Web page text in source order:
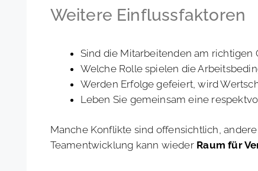
Weitere Einflussfaktoren
Sind die Mitarbeitenden am richtigen
Welche Rolle spielen die
Werden Erfolge gefeiert, wird
Leben Sie gemeinsam eine
Manche Konflikte sind offensichtlich,
Teamentwicklung kann wieder Raum für